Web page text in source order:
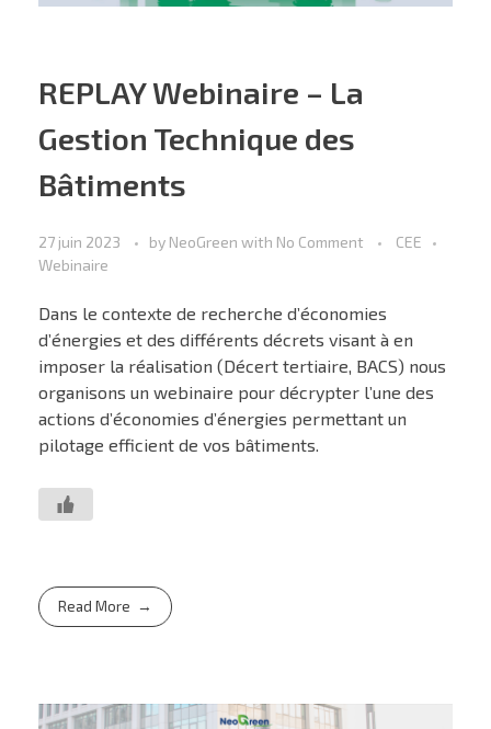
REPLAY Webinaire – La
Gestion Technique des
Bâtiments
27 juin 2023 by NeoGreen with No Comment
CEE
Webinaire
Dans le contexte de recherche d’économies
d’énergies et des différents décrets visant à en
imposer la réalisation (Décert tertiaire, BACS) nous
organisons un webinaire pour décrypter l’une des
actions d’économies d’énergies permettant un
pilotage efficient de vos bâtiments.
Read More